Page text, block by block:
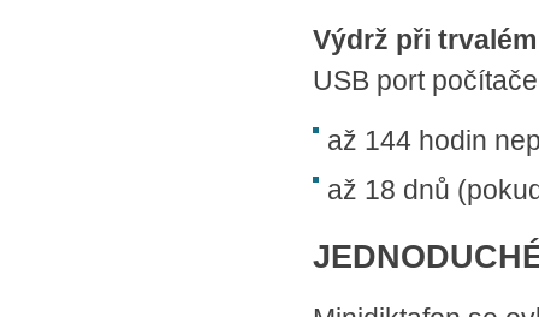
Výdrž při
USB port
až 144 hodin
až 18 dnů